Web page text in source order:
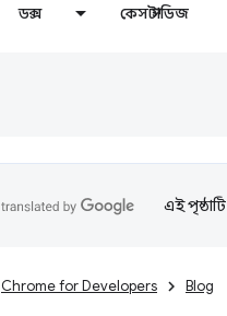
ডক্স কেস স্টাডিজ
এই পৃষ্ঠাটি
Chrome for Developers Blog